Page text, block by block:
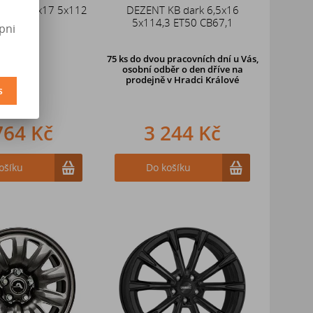
7,5x17 5x112
66,6
Brock
Kč
DEZENT KB dark 6,5x16
5x114,3 ET50 CB67,1
75 ks do dvou pracovních dní u Vás,
osobní odběr o den dřívena
prodejně v Hradci Králové
3 244 Kč
Do košíku